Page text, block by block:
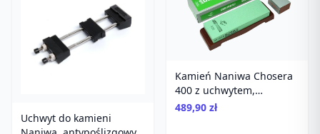
Uchwyt do kamieni
Kamień Naniwa Chosera
400 z uchwytem,
kieszonkowy, do noży
489,90 zł